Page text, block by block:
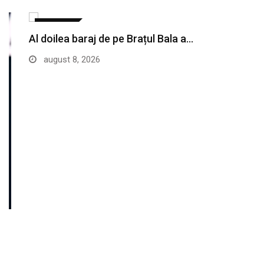
Al doilea baraj de pe Brațul Bala a…
august 8, 2026